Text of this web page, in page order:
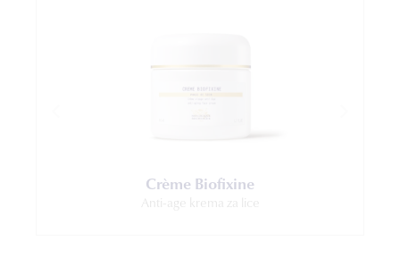
Crème Biofixine
Anti-age krema za lice